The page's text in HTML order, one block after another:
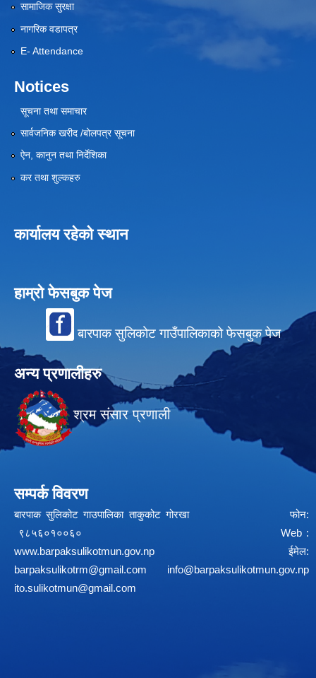
सामाजिक सुरक्षा
नागरिक वडापत्र
E- Attendance
Notices
सूचना तथा समाचार
सार्वजनिक खरीद /बोलपत्र सूचना
ऐन, कानुन तथा निर्देशिका
कर तथा शुल्कहरु
कार्यालय रहेको स्थान
हाम्रो फेसबुक पेज
बारपाक सुलिकोट गाउँपालिकाको फेसबुक पेज
अन्य प्रणालीहरु
श्रम संसार प्रणाली
सम्पर्क विवरण
बारपाक सुलिकोट गाउपालिका ताकुकोट गोरखा फोन:
९८५६०१००६० Web :
www.barpaksulikotmun.gov.np
ईमेल:
barpaksulikotrm@gmail.com
info@barpaksulikotmun.gov.np
ito.sulikotmun@gmail.com